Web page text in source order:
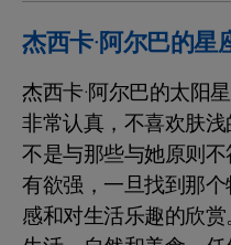
杰西卡·阿尔巴的星
杰西卡·阿尔巴的太阳
非常认真，不喜欢肤
不是与那些与她原则
有欲强，一旦找到那
感和对生活乐趣的欣